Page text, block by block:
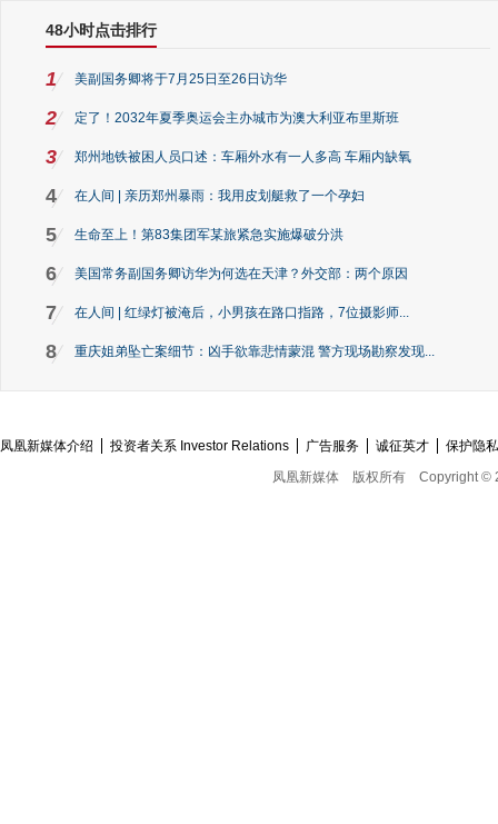
48小时点击排行
1 美副国务卿将于7月25日至26日访华
2 定了！2032年夏季奥运会主办城市为澳大利亚布里斯班
3 郑州地铁被困人员口述：车厢外水有一人多高 车厢内缺氧
4 在人间 | 亲历郑州暴雨：我用皮划艇救了一个孕妇
5 生命至上！第83集团军某旅紧急实施爆破分洪
6 美国常务副国务卿访华为何选在天津？外交部：两个原因
7 在人间 | 红绿灯被淹后，小男孩在路口指路，7位摄影师...
8 重庆姐弟坠亡案细节：凶手欲靠悲情蒙混 警方现场勘察发现...
凤凰新媒体介绍 投资者关系 Investor Relations 广告服务 诚征英才
保护隐
凤凰新媒体
版权所有 Copyright ©